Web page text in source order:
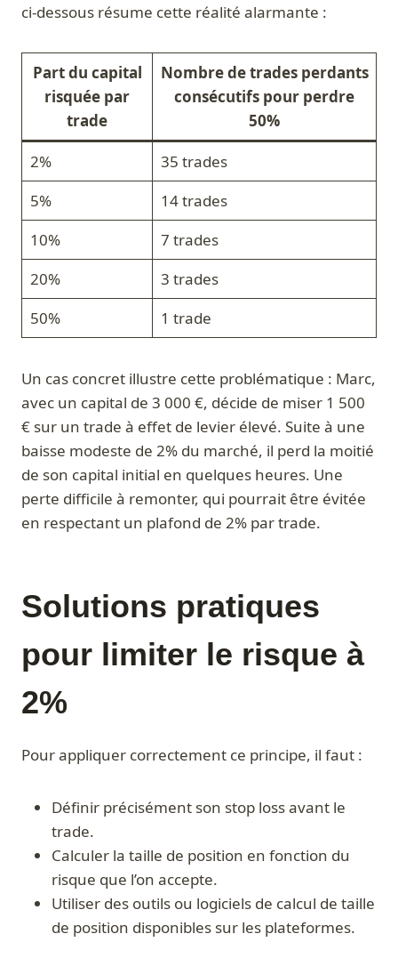
ci-dessous résume cette réalité alarmante :
Part du capital
risquée par
trade
Nombre de trades perdants
consécutifs pour perdre
50%
2%
35 trades
5%
14 trades
10%
7 trades
20%
3 trades
50%
1 trade
Un cas concret illustre cette problématique : Marc,
avec un capital de 3 000 €, décide de miser 1 500
€ sur un trade à effet de levier élevé. Suite à une
baisse modeste de 2% du marché, il perd la moitié
de son capital initial en quelques heures. Une
perte difficile à remonter, qui pourrait être évitée
en respectant un plafond de 2% par trade.
Solutions pratiques
pour limiter le risque à
2%
Pour appliquer correctement ce principe, il faut :
Définir précisément son stop loss avant le
trade.
Calculer la taille de position en fonction du
risque que l’on accepte.
Utiliser des outils ou logiciels de calcul de taille
de position disponibles sur les plateformes.